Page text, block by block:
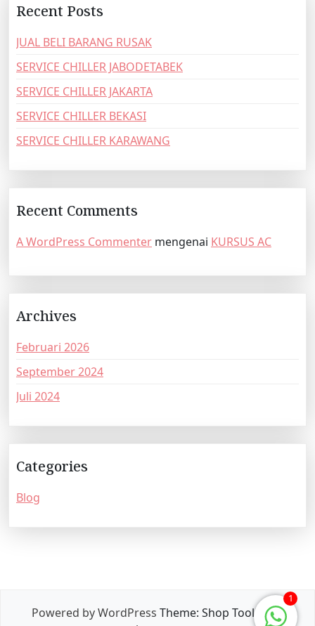
Recent Posts
JUAL BELI BARANG RUSAK
SERVICE CHILLER JABODETABEK
SERVICE CHILLER JAKARTA
SERVICE CHILLER BEKASI
SERVICE CHILLER KARAWANG
Recent Comments
A WordPress Commenter mengenai KURSUS AC
Archives
Februari 2026
September 2024
Juli 2024
Categories
Blog
Powered by WordPress Theme: Shop Toolkit by
1